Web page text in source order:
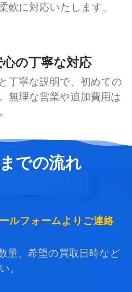
軟に対応いたします。
の丁寧な対応
丁寧な説明で、初めての
無理な営業や追加費用は
での流れ
ルフォームよりご連絡
量、希望の買取日時など
。